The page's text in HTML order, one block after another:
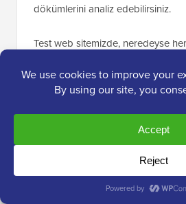
dökümlerini analiz edebilirsiniz.
Test web sitemizde, neredeyse